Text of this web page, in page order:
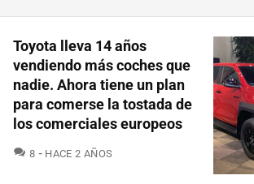
Toyota lleva 14 años
vendiendo más coches que
nadie. Ahora tiene un plan
para comerse la tostada de
los comerciales europeos
8 COMENTARIOS
HACE 2 AÑOS